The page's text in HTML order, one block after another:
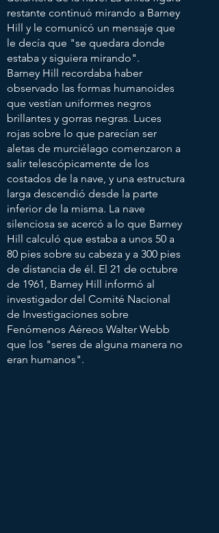
restante continuó mirando a Barney
Hill y le comunicó un mensaje que
le decía que "se quedara donde
estaba y siguiera mirando".
Barney Hill recordaba haber
observado las formas humanoides
que vestían uniformes negros
brillantes y gorras negras. Luces
rojas sobre lo que parecían ser
aletas de murciélago comenzaron a
salir telescópicamente de los
costados de la nave, y una estructura
larga descendió desde la parte
inferior de la misma. La nave
silenciosa se acercó a lo que Barney
Hill calculó que estaba a unos 50 a
80 pies sobre su cabeza y a 300 pies
de distancia de él. El 21 de octubre
de 1961, Barney Hill informó al
investigador del Comité Nacional
de Investigaciones sobre
Fenómenos Aéreos Walter Webb
que los "seres de alguna manera no
eran humanos".